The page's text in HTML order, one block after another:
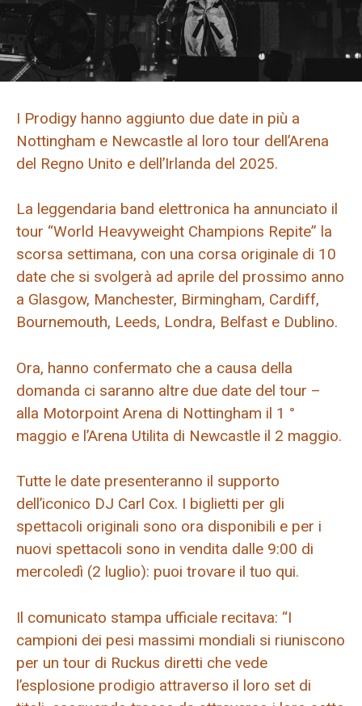
I Prodigy hanno aggiunto due date in più a
Nottingham e Newcastle al loro tour dell’Arena
del Regno Unito e dell’Irlanda del 2025.
La leggendaria band elettronica ha annunciato il
tour “World Heavyweight Champions Repite” la
scorsa settimana, con una corsa originale di 10
date che si svolgerà ad aprile del prossimo anno
a Glasgow, Manchester, Birmingham, Cardiff,
Bournemouth, Leeds, Londra, Belfast e Dublino.
Ora, hanno confermato che a causa della
domanda ci saranno altre due date del tour –
alla Motorpoint Arena di Nottingham il 1 °
maggio e l’Arena Utilita di Newcastle il 2 maggio.
Tutte le date presenteranno il supporto
dell’iconico DJ Carl Cox. I biglietti per gli
spettacoli originali sono ora disponibili e per i
nuovi spettacoli sono in vendita dalle 9:00 di
mercoledì (2 luglio): puoi trovare il tuo qui.
Il comunicato stampa ufficiale recitava: “I
campioni dei pesi massimi mondiali si riuniscono
per un tour di Ruckus diretti che vede
l’esplosione prodigio attraverso il loro set di